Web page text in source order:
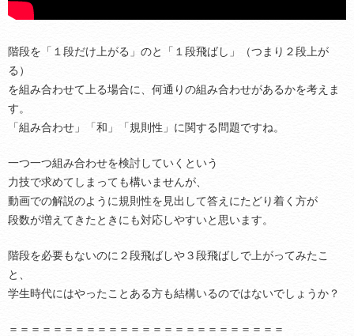
階段を「１段だけ上がる」のと「１段飛ばし」（つまり２段上が
る）
を組み合わせて上る場合に、何通りの組み合わせがあるかを考えま
す。
「組み合わせ」「和」「規則性」に関する問題ですね。
一つ一つ組み合わせを検討していくという
力技で求めてしまっても構いませんが、
動画での解説のように規則性を見出して答えにたどり着く方が
段数が増えてきたときにも対応しやすいと思います。
階段を必要もないのに２段飛ばしや３段飛ばしで上がってみたこ
と、
学生時代にはやったことある方も結構いるのではないでしょうか？
＝＝＝＝＝＝＝＝＝＝＝＝＝＝＝＝＝＝＝＝＝＝＝＝＝